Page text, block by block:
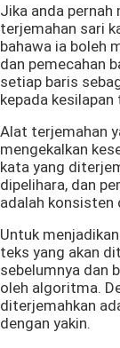
Jika anda
terjemahan sari
bahawa ia boleh
dan pemecahan
setiap baris
kepada kesilapan
Alat terjemahan
mengekalkan
kata yang
dipelihara, dan
adalah konsisten
Untuk
teks yang akan
sebelumnya dan
oleh algoritma.
diterjemahkan
dengan yakin.